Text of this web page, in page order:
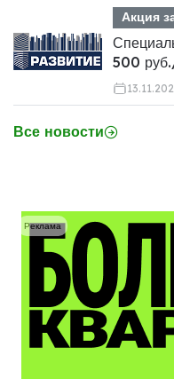
Акция
500
Все новости
Реклама